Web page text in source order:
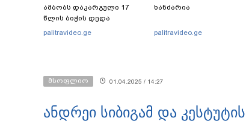
ამბობს დაკარგული 17
წლის ბიჭის დედა
ვიდეოკადრებზე, სადაც
palitravideo.ge
ხანძარია
palitravideo.ge
მსოფლიო 01.04.2025 / 14:27
ანდრეი სიბიგამ და